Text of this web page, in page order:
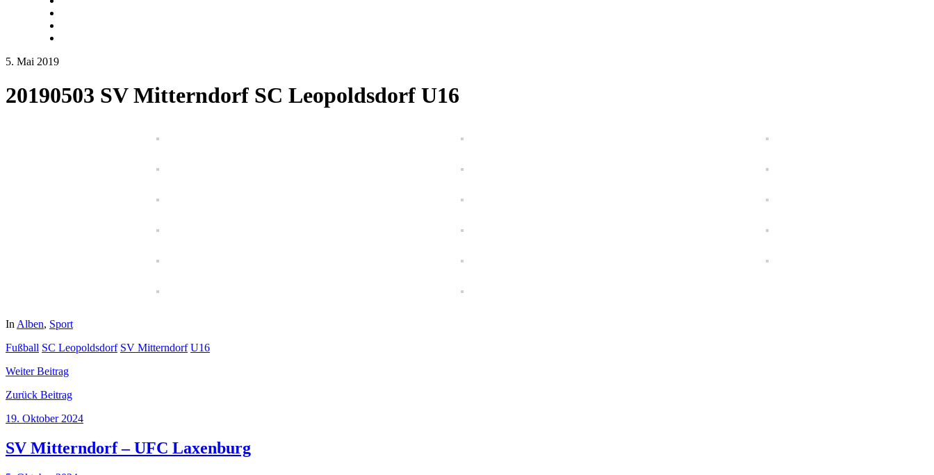
5. Mai 2019
20190503 SV Mitterndorf SC Leopoldsdorf U16
In Alben, Sport
Fußball SC Leopoldsdorf SV Mitterndorf U16
WeiterBeitrag
Zurück Beitrag
19. Oktober 2024
SV Mitterndorf – UFC Laxenburg